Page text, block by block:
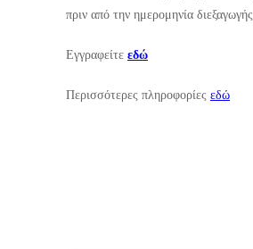
πριν από την ημερομηνία διεξαγωγής.
Εγγραφείτε εδώ
Περισσότερες πληροφορίες εδώ